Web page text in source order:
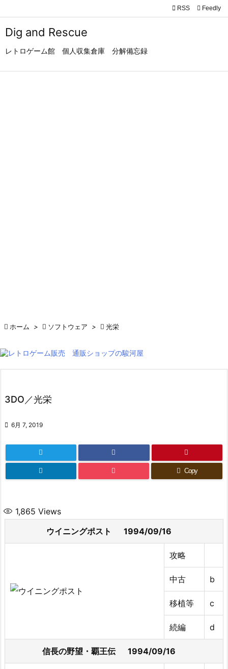
Dig and Rescue
レトロゲーム館 個人収集倉庫 分解備忘録


 RSS Feedly
 ホーム >  ソフトウェア >  光栄
3DO／光栄
 6月 7, 2019
Copy
1,865 Views
ウイニングポスト 1994/09/16
攻略
中古 b
移植等 c
続編 d
信長の野望・覇王伝 1994/09/16